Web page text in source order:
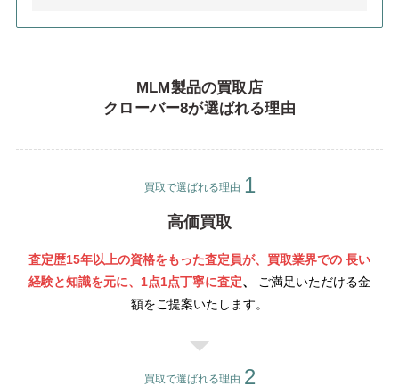
MLM製品の買取店
クローバー8が選ばれる理由
買取で選ばれる理由
高価買取
査定歴15年以上の資格をもった査定員が、買取業界での 長い
経験と知識を元に、1点1点丁寧に査定、
ご満足いただける金
額をご提案いたします。
買取で選ばれる理由